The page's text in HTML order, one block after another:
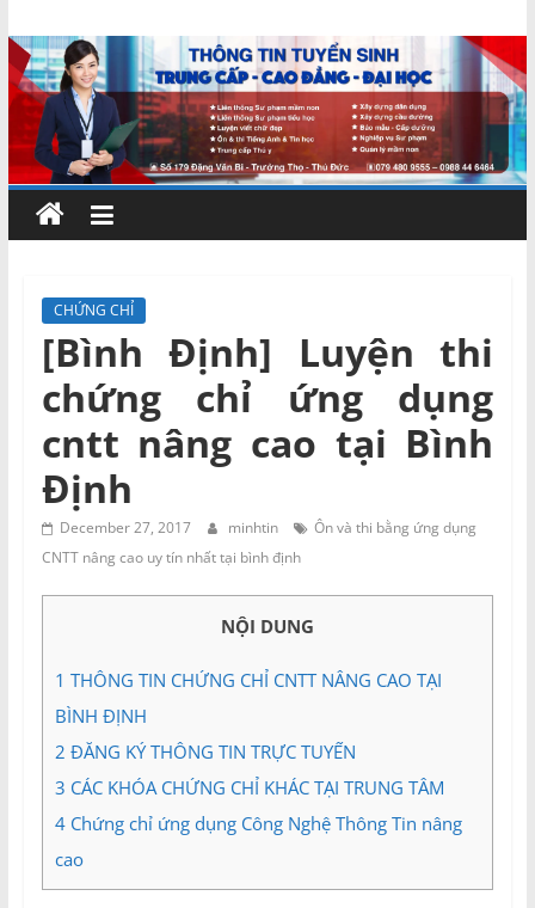
to
content
Chứng
chỉ
ngắn
hạn
–
MIENNAM
Education
Đào
và
Tư
vấn
CHỨNG CHỈ
[Bình Định] Luyện thi
chứng chỉ ứng dụng
cntt nâng cao tại Bình
Định
December 27, 2017 minhtin
Ôn và thi bằng ứng dụng
CNTT nâng cao uy tín nhất tại bình định
NỘI DUNG
1 THÔNG TIN CHỨNG CHỈ CNTT NÂNG CAO TẠI
BÌNH ĐỊNH
2 ĐĂNG KÝ THÔNG TIN TRỰC TUYẾN
3 CÁC KHÓA CHỨNG CHỈ KHÁC TẠI TRUNG TÂM
4Chứng chỉ ứng dụng Công Nghệ Thông Tin nâng
cao